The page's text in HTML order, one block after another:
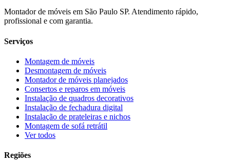
Montador de móveis em São Paulo SP. Atendimento rápido,
profissional e com garantia.
Serviços
Montagem de móveis
Desmontagem de móveis
Montador de móveis planejados
Consertos e reparos em móveis
Instalação de quadros decorativos
Instalação de fechadura digital
Instalação de prateleiras e nichos
Montagem de sofá retrátil
Ver todos
Regiões